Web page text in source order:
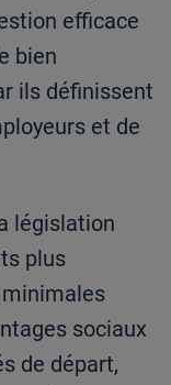
efficace
bien
ils définissent
et de
législation
plus
sociaux
de départ,